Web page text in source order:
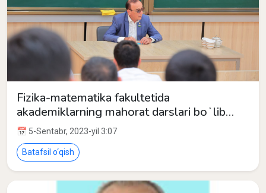
Fizika-matematika fakultetida
akademiklarning mahorat darslari boʻlib
oʻtdi.
📅 5-Sentabr, 2023-yil 3:07
Batafsil o‘qish